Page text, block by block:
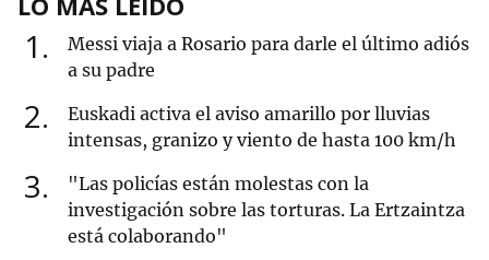
1
Messi viaja a Rosario para darle el último adiós
a su padre
2
Euskadi activa el aviso amarillo por lluvias
intensas, granizo y viento de hasta 100 km/h
3
"Las policías están molestas con la
investigación sobre las torturas. La Ertzaintza
está colaborando"